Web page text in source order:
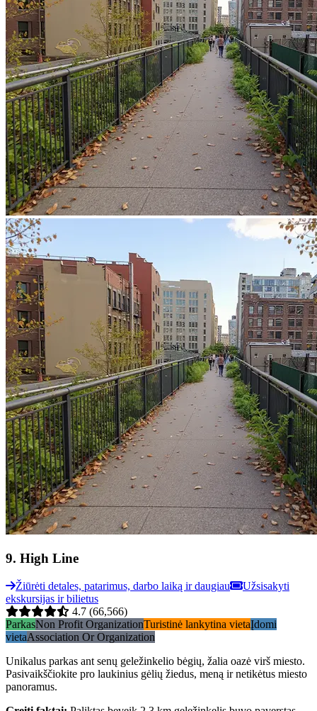
9. High Line
Žiūrėti detales, patarimus, darbo laiką ir daugiau
Užsisakyti
ekskursijas ir bilietus
4.7 (66,566)
ParkasNon Profit OrganizationTuristinė lankytina vietaĮdomi
vietaAssociation Or Organization
Unikalus parkas ant senų geležinkelio bėgių, žalia oazė virš miesto.
Pasivaikščiokite pro laukinius gėlių žiedus, meną ir netikėtus miesto
panoramus.